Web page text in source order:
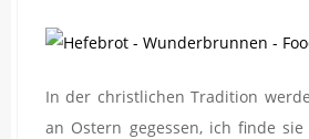
In der christlichen Tradition
an Ostern gegessen, ich finde